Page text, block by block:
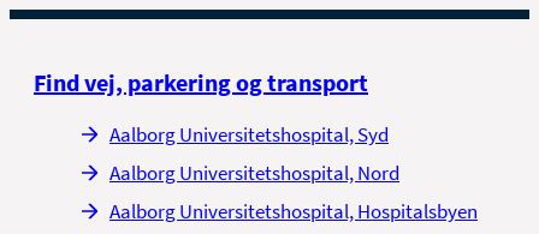
Find vej, parkering og transport
Aalborg Universitetshospital, Syd
Aalborg Universitetshospital, Nord
Aalborg Universitetshospital, Hospitalsbyen